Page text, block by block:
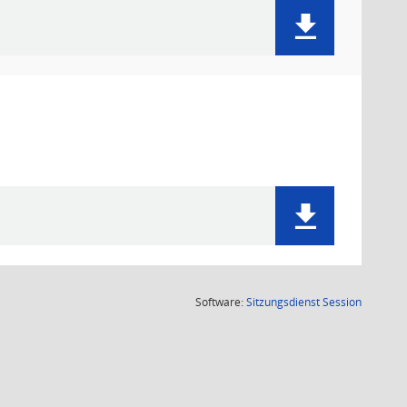
Software:SitzungsdienstSession(Wird in